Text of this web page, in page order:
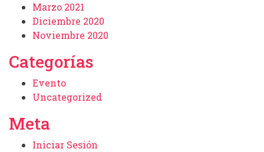
Marzo 2021
Diciembre 2020
Noviembre 2020
Categorías
Evento
Uncategorized
Meta
Iniciar Sesión